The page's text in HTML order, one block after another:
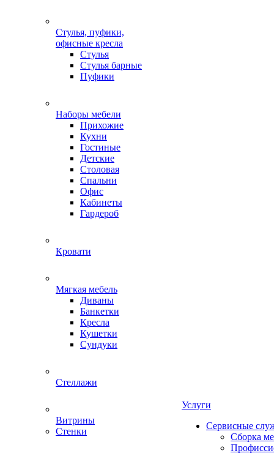
Стулья, пуфики,
офисные кресла
Стулья
Стулья барные
Пуфики
Наборы мебели
Прихожие
Кухни
Гостиные
Детские
Столовая
Спальни
Офис
Кабинеты
Гардероб
Кровати
Мягкая мебель
Диваны
Банкетки
Кресла
Кушетки
Сундуки
Стеллажи
Витрины
Стенки
Услуги
Сервисные
Сборка